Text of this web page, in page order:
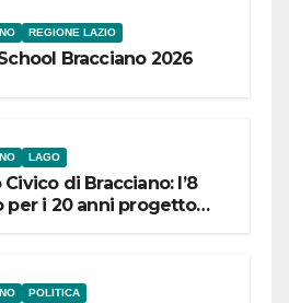
REGIONE LAZIO
Bracciano 2026
LAGO
Civico di Bracciano: l’8
per i 20 anni progetto
POLITICA